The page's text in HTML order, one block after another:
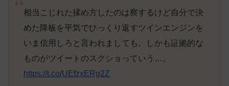
相当こじれた揉め方したのは察するけど自分で決
めた降板を平気でひっくり返すツインエンジンを
いま信用しろと言われましても。しかも証拠的な
ものがツイートのスクショっていう…。
https://t.co/UEfzxERg2Z